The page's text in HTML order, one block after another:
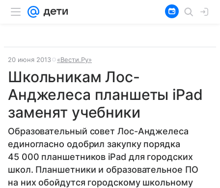
20 июня 2013 «Вести.Ру»
Школьникам Лос-
Анджелеса планшеты iPad
заменят учебники
Образовательный совет Лос-Анджелеса
единогласно одобрил закупку порядка
45 000 планшетников iPad для городских
школ. Планшетники и образовательное ПО
на них обойдутся городскому школьному